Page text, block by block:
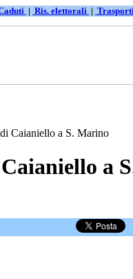
| Ris. elettorali |
Caianiello a S. Marino
a